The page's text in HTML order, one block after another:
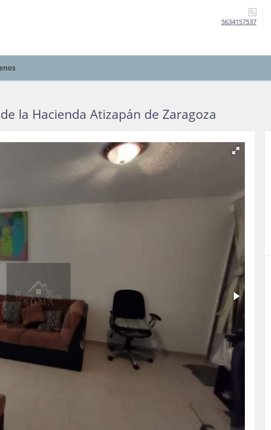
5634157537
la Hacienda Atizapán de Zaragoza